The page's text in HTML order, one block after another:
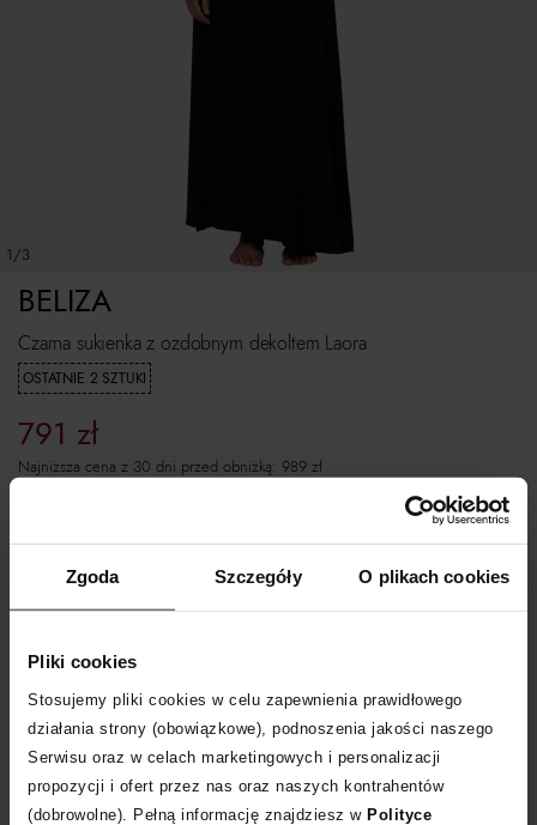
Zgoda Szczegóły O plikach cookies
Pliki cookies
Stosujemy pliki cookies w celu zapewnienia prawidłowego
działania strony (obowiązkowe), podnoszenia jakości naszego
Serwisu oraz w celach marketingowych i personalizacji
propozycji i ofert przez nas oraz naszych kontrahentów
(dobrowolne). Pełną informację znajdziesz w Polityce
1/3
Czarna sukienka z ozdobnym dekoltem Laora
OSTATNIE 2 SZTUKI
BELIZA
791 zł
Najniższa cena z 30 dni przed obniżką: 989 zł
Rozmiarówka standardowa
Tabela rozmiarów
DODAJ DO KOSZYKA
Dostawa od 0 zł